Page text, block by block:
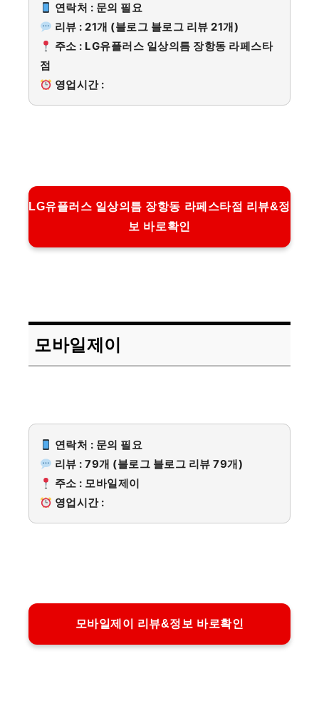
연락처 : 문의 필요
리뷰 : 21개 (블로그 블로그 리뷰 21개)
주소 : LG유플러스 일상의틈 장항동 라페스타
점
영업시간 :
LG유플러스 일상의틈 장항동 라페스타점 리뷰&정
보 바로확인
모바일제이
연락처 : 문의 필요
리뷰 : 79개 (블로그 블로그 리뷰 79개)
주소 : 모바일제이
영업시간 :
모바일제이 리뷰&정보 바로확인